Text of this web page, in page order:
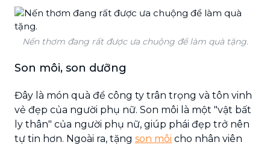
Nến thơm đang rất được ưa chuộng để làm quà tặng.
Son môi, son dưỡng
Đây là món quà để công ty trân trọng và tôn vinh
vẻ đẹp của người phụ nữ. Son môi là một "vật bất
ly thân" của người phụ nữ, giúp phái đẹp trở nên
tự tin hơn. Ngoài ra, tặng son môi cho nhân viên